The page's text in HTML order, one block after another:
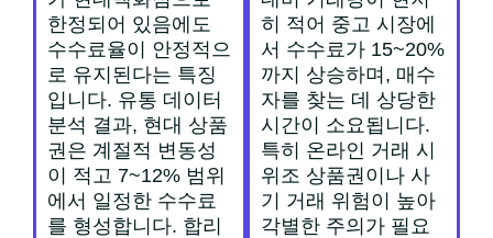
한정되어 있음에도
수수료율이 안정적으
로 유지된다는 특징
입니다. 유통 데이터
분석 결과, 현대 상품
권은 계절적 변동성
이 적고 7~12% 범위
에서 일정한 수수료
를 형성합니다. 합리
히 적어 중고 시장에
서 수수료가 15~20%
까지 상승하며, 매수
자를 찾는 데 상당한
시간이 소요됩니다.
특히 온라인 거래 시
위조 상품권이나 사
기 거래 위험이 높아
각별한 주의가 필요